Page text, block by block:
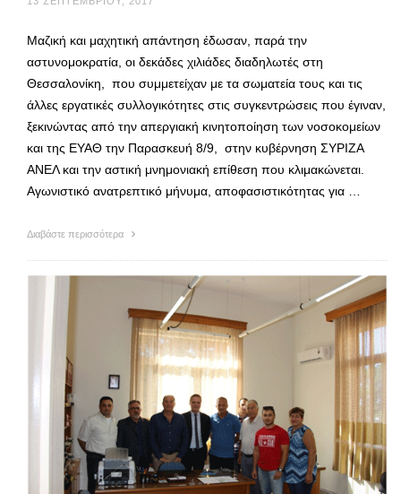
Μαζική και μαχητική απάντηση έδωσαν, παρά την
αστυνομοκρατία, οι δεκάδες χιλιάδες διαδηλωτές στη
Θεσσαλονίκη, που συμμετείχαν με τα σωματεία τους και τις
άλλες εργατικές συλλογικότητες στις συγκεντρώσεις που έγιναν,
ξεκινώντας από την απεργιακή κινητοποίηση των νοσοκομείων
και της ΕΥΑΘ την Παρασκευή 8/9, στην κυβέρνηση ΣΥΡΙΖΑ
ΑΝΕΛ και την αστική μνημονιακή επίθεση που κλιμακώνεται.
Αγωνιστικό ανατρεπτικό μήνυμα, αποφασιστικότητας για …
Διαβάστε περισσότερα